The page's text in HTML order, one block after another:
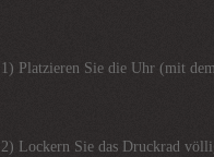
1) Platzieren Sie die Uhr (mit
2) Lockern Sie das Druckrad